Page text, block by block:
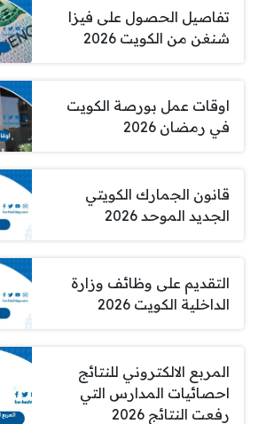
تفاصيل الحصول على فيزا
شنغن من الكويت 2026
اوقات عمل بورصة الكويت
في رمضان 2026
قانون الجمارك الكويتي
الجديد الموحد 2026
التقديم على وظائف وزارة
الداخلية الكويت 2026
المربع الالكتروني للنتائج
احصائيات المدارس التي
رفعت النتائج 2026